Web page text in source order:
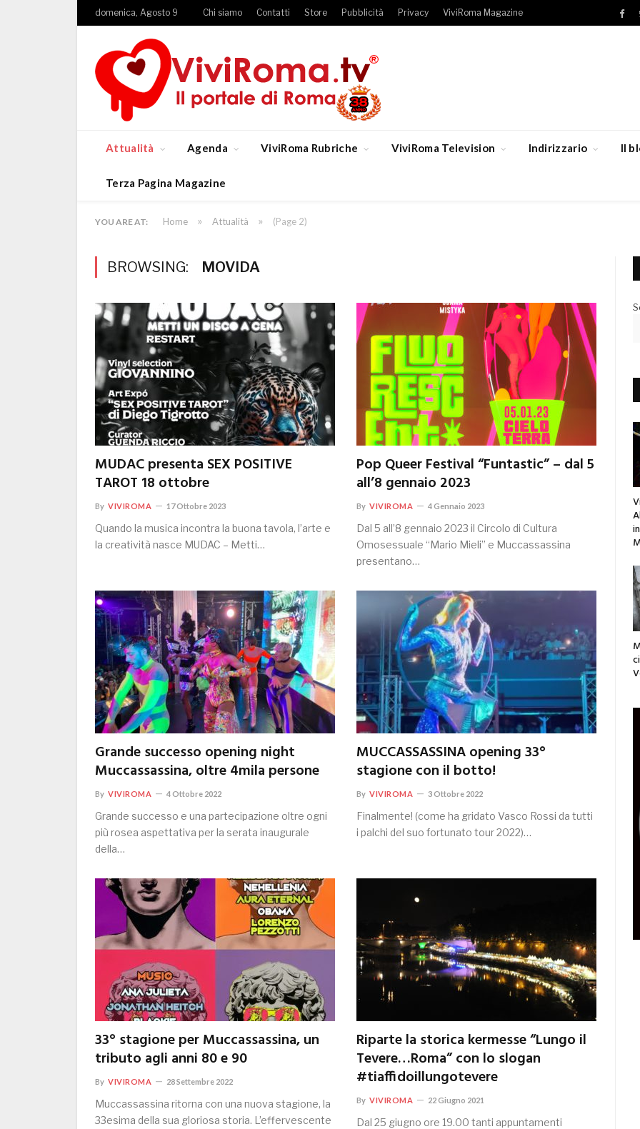
domenica, Agosto 9 Chi siamo Contatti Store Pubblicità Privacy ViviRoma Magazine
Attualità Agenda ViviRoma Rubriche ViviRoma Television Indirizzario Il
Terza Pagina Magazine
YOU ARE AT: Home » Attualità » (Page 2)
BROWSING: MOVIDA
MUDAC presenta SEX POSITIVE
TAROT 18 ottobre
By VIVIROMA 17 Ottobre 2023
Quando la musica incontra la buona tavola, l’arte e
la creatività nasce MUDAC – Metti…
Pop Queer Festival “Funtastic” – dal 5
all’8 gennaio 2023
By VIVIROMA 4 Gennaio 2023
Dal 5 all’8 gennaio 2023 il Circolo di Cultura
Omosessuale “Mario Mieli” e Muccassassina
presentano…
Grande successo opening night
Muccassassina, oltre 4mila persone
By VIVIROMA 4 Ottobre 2022
Grande successo e una partecipazione oltre ogni
più rosea aspettativa per la serata inaugurale
della…
MUCCASSASSINA opening 33°
stagione con il botto!
By VIVIROMA 3 Ottobre 2022
Finalmente! (come ha gridato Vasco Rossi da tutti
i palchi del suo fortunato tour 2022)…
33° stagione per Muccassassina, un
tributo agli anni 80 e 90
By VIVIROMA 28 Settembre 2022
Muccassassina ritorna con una nuova stagione, la
33esima della sua gloriosa storia. L’effervescente
Riparte la storica kermesse “Lungo il
Tevere…Roma” con lo slogan
#tiaffidoillungotevere
By VIVIROMA 22 Giugno 2021
Dal 25 giugno ore 19.00 tanti appuntamenti